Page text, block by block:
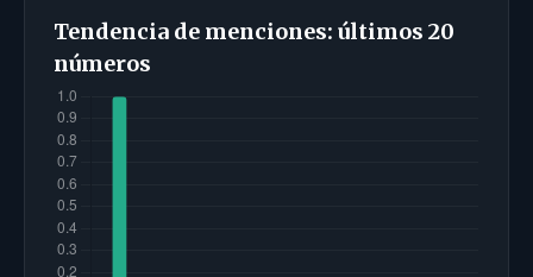
Tendencia de menciones: últimos 20
números